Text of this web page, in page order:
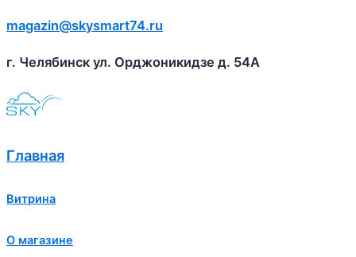
magazin@skysmart74.ru
г. Челябинск ул. Орджоникидзе д. 54А
Главная
Витрина
О магазине